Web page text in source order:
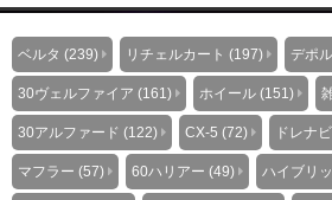
ベルタ (239) リチェルカート (197) デポ
30ヴェルファイア (161) ホイール (151)
30アルファード (122) CX-5 (72) ドレナ
マフラー (57) 60ハリアー (49) ハイブリ